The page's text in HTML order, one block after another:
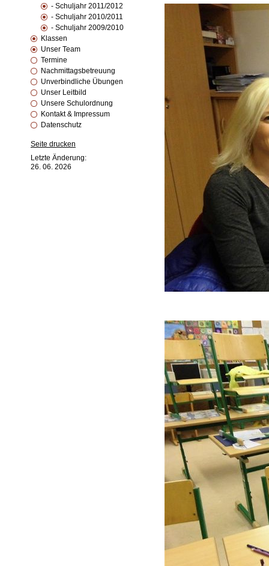
- Schuljahr 2011/2012
- Schuljahr 2010/2011
- Schuljahr 2009/2010
Klassen
Unser Team
Termine
Nachmittagsbetreuung
Unverbindliche Übungen
Unser Leitbild
Unsere Schulordnung
Kontakt & Impressum
Datenschutz
Seite drucken
Letzte Änderung:
26. 06. 2026